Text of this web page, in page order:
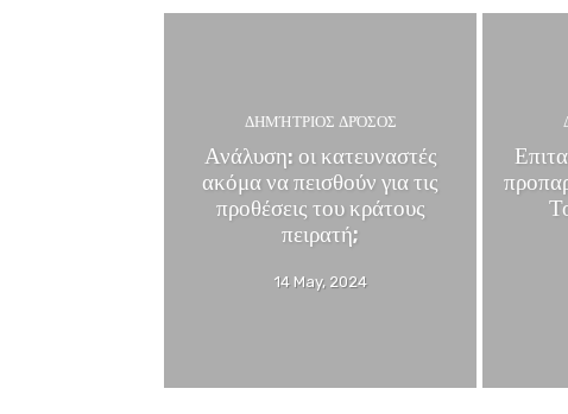
ΔΗΜΉΤΡΙΟΣ ΔΡΌΣΟΣ
Ανάλυση: οι κατευναστές
ακόμα να πεισθούν για τις
προθέσεις του κράτους
πειρατή;
14 May, 2024